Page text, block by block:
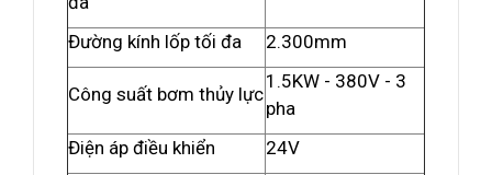
Đường kính lốp tối đa
2.300mm
Công suất bơm thủy lực
1.5KW - 380V - 3
pha
Điện áp điều khiển
24V